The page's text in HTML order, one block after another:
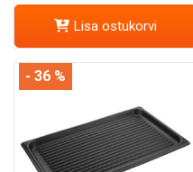
Lisa ostukorvi
- 36 %